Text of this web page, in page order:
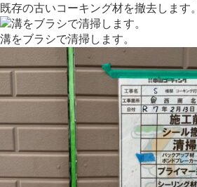
既存の古いコーキング材を撤去します。
溝をブラシで清掃します。